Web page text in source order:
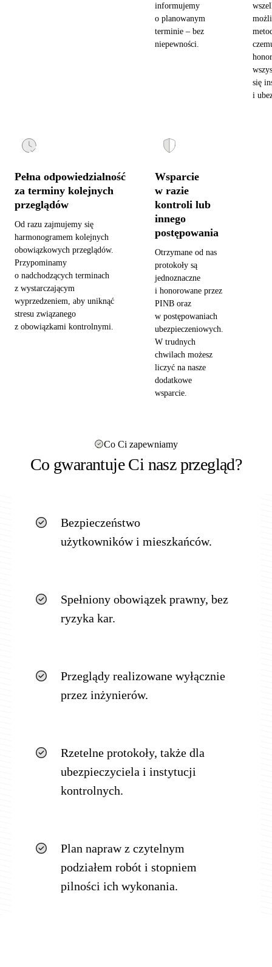
informujemy
o planowanym
terminie – bez
niepewności.
się
i
Pełna odpowiedzialność
za terminy kolejnych
przeglądów
Od razu zajmujemy się
harmonogramem kolejnych
obowiązkowych przeglądów.
Przypominamy
o nadchodzących terminach
z wystarczającym
wyprzedzeniem, aby uniknąć
stresu związanego
z obowiązkami kontrolnymi.
Wsparcie
w razie
kontroli lub
innego
postępowania
Otrzymane od nas
protokoły są
jednoznaczne
i honorowane przez
PINB oraz
w postępowaniach
ubezpieczeniowych.
W trudnych
chwilach możesz
liczyć na nasze
dodatkowe
wsparcie.
Co Ci zapewniamy
Co gwarantuje Ci nasz przegląd?
Bezpieczeństwo
użytkowników i mieszkańców.
Spełniony obowiązek prawny, bez
ryzyka kar.
Przeglądy realizowane wyłącznie
przez inżynierów.
Rzetelne protokoły, także dla
ubezpieczyciela i instytucji
kontrolnych.
Plan napraw z czytelnym
podziałem robót i stopniem
pilności ich wykonania.